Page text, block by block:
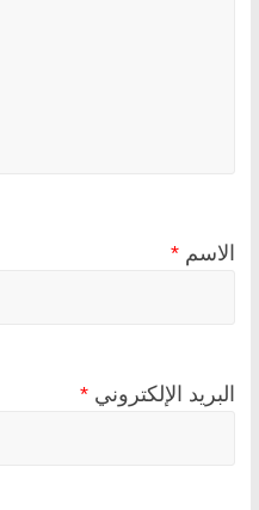
الاسم *
البريد الإلكتروني *